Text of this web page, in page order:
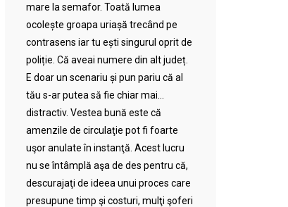
mare la semafor. Toată lumea
ocolește groapa uriașă trecând pe
contrasens iar tu ești singurul oprit de
poliție. Că aveai numere din alt județ.
E doar un scenariu și pun pariu că al
tău s-ar putea să fie chiar mai…
distractiv. Vestea bună este că
amenzile de circulaţie pot fi foarte
uşor anulate în instanţă. Acest lucru
nu se întâmplă aşa de des pentru că,
descurajaţi de ideea unui proces care
presupune timp şi costuri, mulţi şoferi